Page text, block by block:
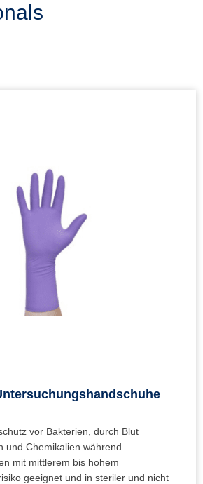
vor Bakterien, durch Blut
und Chemikalien während
mit mittlerem bis hohem
geeignet und in steriler und nicht